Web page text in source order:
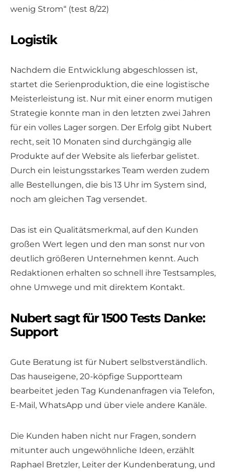
wenig Strom“ (test 8/22)
Logistik
Nachdem die Entwicklung abgeschlossen ist,
startet die Serienproduktion, die eine logistische
Meisterleistung ist. Nur mit einer enorm mutigen
Strategie konnte man in den letzten zwei Jahren
für ein volles Lager sorgen. Der Erfolg gibt Nubert
recht, seit 10 Monaten sind durchgängig alle
Produkte auf der Website als lieferbar gelistet.
Durch ein leistungsstarkes Team werden zudem
alle Bestellungen, die bis 13 Uhr im System sind,
noch am gleichen Tag versendet.
Das ist ein Qualitätsmerkmal, auf den Kunden
großen Wert legen und den man sonst nur von
deutlich größeren Unternehmen kennt. Auch
Redaktionen erhalten so schnell ihre Testsamples,
ohne Umwege und mit direktem Kontakt.
Nubert sagt für 1500 Tests Danke:
Support
Gute Beratung ist für Nubert selbstverständlich.
Das hauseigene, 20-köpfige Supportteam
bearbeitet jeden Tag Kundenanfragen via Telefon,
E-Mail, WhatsApp und über viele andere Kanäle.
Die Kunden haben nicht nur Fragen, sondern
mitunter auch ungewöhnliche Ideen, erzählt
Raphael Bretzler, Leiter der Kundenberatung, und